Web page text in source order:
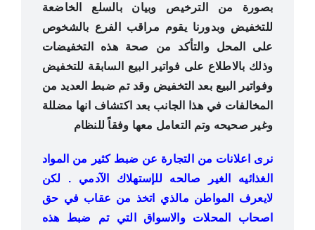
بصورة من الترخيص وبيان بالسلع الخاضعة
للتخفيض وبدورنا يقوم مراقب الفرع بالشخوص
على المحل والتأكد من صحة هذه التخفيضات
وذلك بالاطلاع على فواتير البيع السابقة للتخفيض
وفواتير البيع بعد التخفيض وقد تم ضبط العديد من
المخالفات في هذا الجانب بعد اكتشاف انها مضللة
وغير صحيحه وتم التعامل معها وفقاً للنظام
نرى اعلانات من التجارة عن ضبط كثير من المواد
الغذائيه الغير صالحه للإستهلاك اﻵدمي . لكن
ﻻيعرف المواطن مالذي اتخذ من عقاب في حق
اصحاب المحلات واﻻسواق التي تم ضبط هذه